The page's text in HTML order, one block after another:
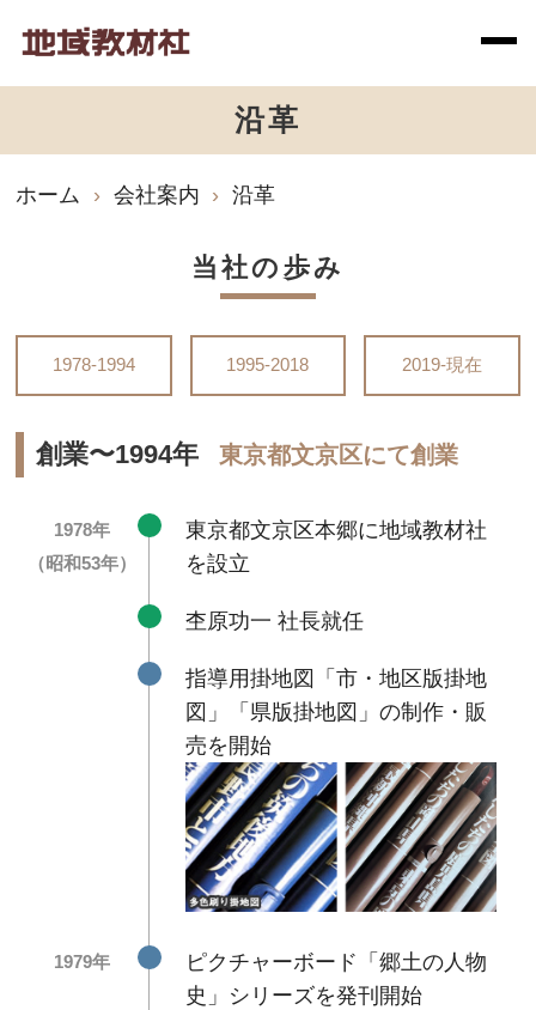
沿革
ホーム 会社案内 沿革
当社の歩み
1978-1994 1995-2018 2019-現在
創業〜1994年 東京都文京区にて創業
1978年
（昭和53年）
東京都文京区本郷に地域教材社
を設立
杢原功一 社長就任
指導用掛地図「市・地区版掛地
図」「県版掛地図」の制作・販
売を開始
1979年
ピクチャーボード「郷土の人物
史」シリーズを発刊開始